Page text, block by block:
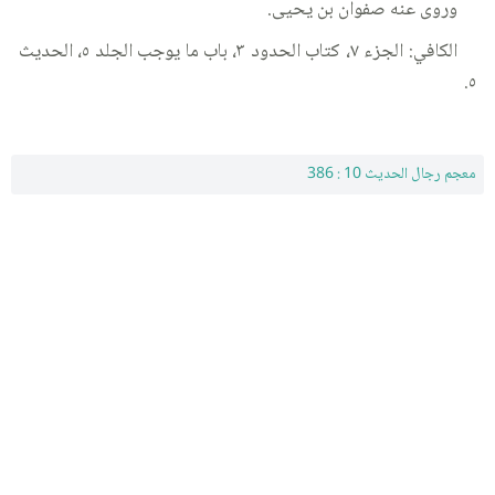
وروى عنه صفوان بن يحيى.
الكافي: الجزء ٧، كتاب الحدود ٣، باب ما يوجب الجلد ٥، الحديث
٥.
معجم رجال الحديث 10 : 386